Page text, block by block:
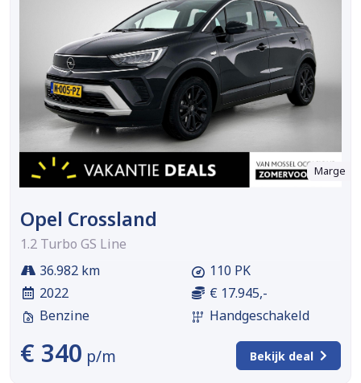
Marge
Opel Crossland
1.2 Turbo GS Line
36.982 km
2022
Benzine
110 PK
€ 17.945,-
Handgeschakeld
€ 340 p/m Bekijk deal